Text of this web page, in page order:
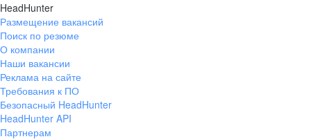
HeadHunter
Размещение вакансий
Поиск по резюме
О компании
Наши вакансии
Реклама на сайте
Требования к ПО
Безопасный HeadHunter
HeadHunter API
Партнерам